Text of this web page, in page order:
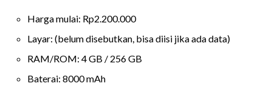
Harga mulai: Rp2.200.000
Layar: (belum disebutkan, bisa diisi jika ada data)
RAM/ROM: 4 GB / 256 GB
Baterai: 8000 mAh